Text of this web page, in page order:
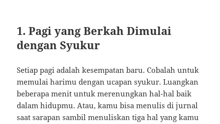
1. Pagi yang Berkah Dimulai
dengan Syukur
Setiap pagi adalah kesempatan baru. Cobalah untuk
memulai harimu dengan ucapan syukur. Luangkan
beberapa menit untuk merenungkan hal-hal baik
dalam hidupmu. Atau, kamu bisa menulis di jurnal
saat sarapan sambil menuliskan tiga hal yang kamu